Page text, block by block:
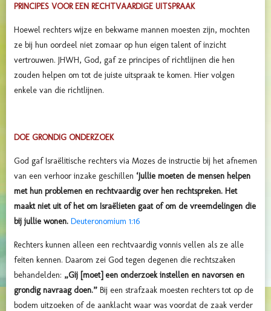
PRINCIPES VOOR EEN RECHTVAARDIGE UITSPRAAK
Hoewel rechters wijze en bekwame mannen moesten zijn, mochten
ze bij hun oordeel niet zomaar op hun eigen talent of inzicht
vertrouwen. JHWH, God, gaf ze principes of richtlijnen die hen
zouden helpen om tot de juiste uitspraak te komen. Hier volgen
enkele van die richtlijnen.
DOE GRONDIG ONDERZOEK
God gaf Israëlitische rechters via Mozes de instructie bij het afnemen
van een verhoor inzake geschillen ‘Jullie moeten de mensen helpen
met hun problemen en rechtvaardig over hen rechtspreken. Het
maakt niet uit of het om Israëlieten gaat of om de vreemdelingen die
bij jullie wonen. Deuteronomium 1:16
Rechters kunnen alleen een rechtvaardig vonnis vellen als ze alle
feiten kennen. Daarom zei God tegen degenen die rechtszaken
behandelden: „Gij [moet] een onderzoek instellen en navorsen en
grondig navraag doen.” Bij een strafzaak moesten rechters tot op de
bodem uitzoeken of de aanklacht waar was voordat de zaak verder